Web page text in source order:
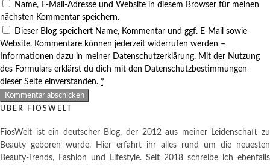
Name, E-Mail-Adresse und Website in diesem Browser für meinen
nächsten Kommentar speichern.
Dieser Blog speichert Name, Kommentar und ggf. E-Mail sowie
Website. Kommentare können jederzeit widerrufen werden –
Informationen dazu in meiner Datenschutzerklärung. Mit der Nutzung
des Formulars erklärst du dich mit den Datenschutzbestimmungen
dieser Seite einverstanden. *
ÜBER FIOSWELT
FiosWelt ist ein deutscher Blog, der 2012 aus meiner Leidenschaft zu
Beauty geboren wurde. Hier erfahrt ihr alles rund um die neuesten
Beauty-Trends, Fashion und Lifestyle. Seit 2018 schreibe ich ebenfalls